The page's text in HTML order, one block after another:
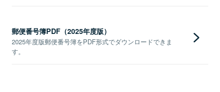
郵便番号簿PDF（2025年度版）
2025年度版郵便番号簿をPDF形式でダウンロードできま
す。